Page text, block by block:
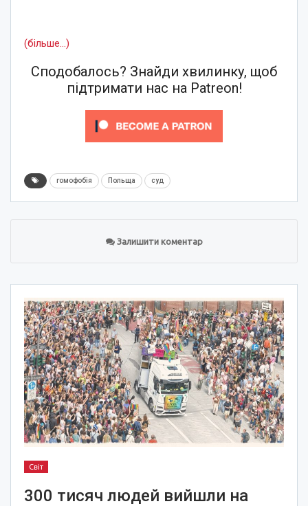
(більше…)
Сподобалось? Знайди хвилинку, щоб
підтримати нас на Patreon!
гомофобія Польща суд
Залишити коментар
Світ
300 тисяч людей вийшли на